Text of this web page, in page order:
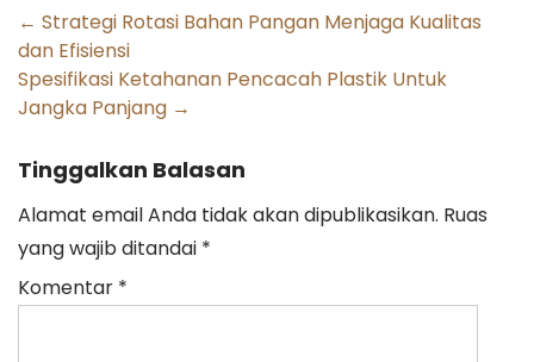
Post
navigation
← Strategi Rotasi Bahan Pangan Menjaga Kualitas
dan Efisiensi
Spesifikasi Ketahanan Pencacah Plastik Untuk
Jangka Panjang →
Tinggalkan Balasan
Alamat email Anda tidak akan dipublikasikan. Ruas
yang wajib ditandai *
Komentar *